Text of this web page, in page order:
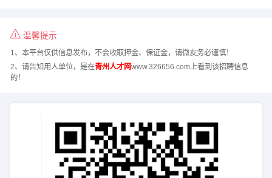
温馨提示
1、本平台仅供信息发布，不会收取押金、保证金，请微友务必谨慎！
2、请告知用人单位，是在青州人才网www.326656.com上看到该招聘信息
的！